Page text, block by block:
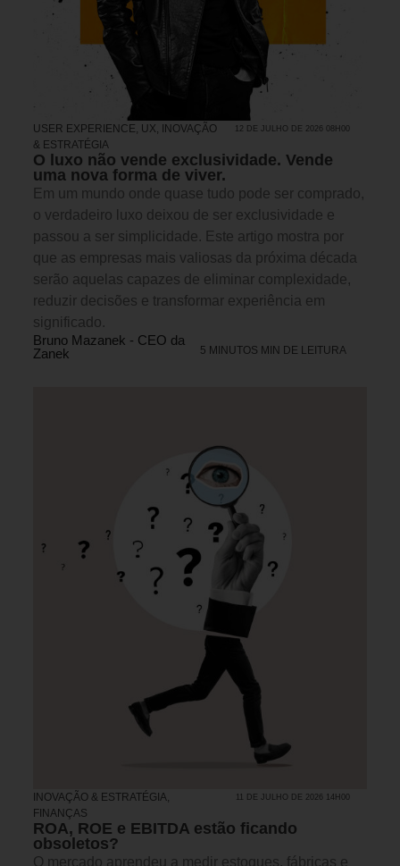
USER EXPERIENCE, UX,
INOVAÇÃO
& ESTRATÉGIA
12 DE JULHO DE 2026 08H00
O luxo não vende exclusividade. Vende
uma nova forma de viver.
Em um mundo onde quase tudo pode ser comprado,
o verdadeiro luxo deixou de ser exclusividade e
passou a ser simplicidade. Este artigo mostra por
que as empresas mais valiosas da próxima década
serão aquelas capazes de eliminar complexidade,
reduzir decisões e transformar experiência em
significado.
Bruno Mazanek - CEO da
Zanek
5 MINUTOS MIN DE LEITURA
INOVAÇÃO & ESTRATÉGIA,
FINANÇAS
11 DE JULHO DE 2026 14H00
ROA, ROE e EBITDA estão ficando
obsoletos?
O mercado aprendeu a medir estoques, fábricas e